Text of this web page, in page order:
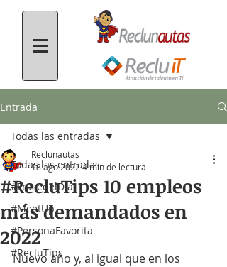
Entrada
Todas las entradas
#FrasedelDía
#MeetUp
#PersonaFavorita
#RecluTips
Todas las entradas
#RecluTips 10 empleos
más demandados en
2022
Reclunautas
18 ago 20224 min de lectura
Nuevo año y, al igual que en los